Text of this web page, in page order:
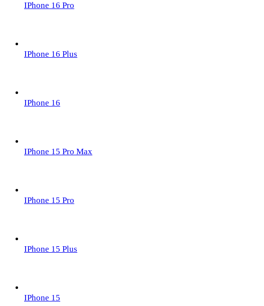
IPhone 16 Pro
IPhone 16 Plus
IPhone 16
IPhone 15 Pro Max
IPhone 15 Pro
IPhone 15 Plus
IPhone 15